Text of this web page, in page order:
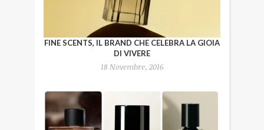
FINE SCENTS, IL BRAND CHE CELEBRA LA GIOIA
DI VIVERE
18 Novembre, 2016